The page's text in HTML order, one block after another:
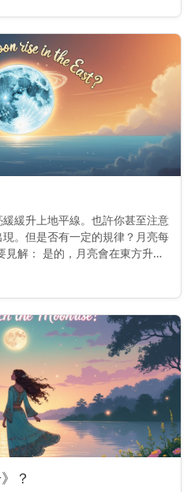
緩升上地平線。也許你甚至注意
。但是否有一定的規律？月亮每
解： 是的，月亮會在東方升起
一樣。 為什麼月亮會跟隨東
？